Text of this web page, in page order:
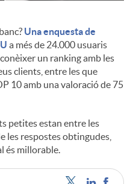
Una enquesta de
a més de 24.000 usuaris
un ranking amb les
clients, entre les que
10 amb una valoració de 75
petites estan entre les
les respostes obtingudes,
és millorable.